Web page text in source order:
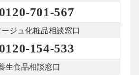
0120-701-567
ージュ化粧品相談窓口
0120-154-533
生食品相談窓口